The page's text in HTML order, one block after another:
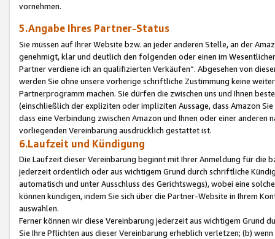
vornehmen.
5.Angabe Ihres Partner-Status
Sie müssen auf Ihrer Website bzw. an jeder anderen Stelle, an der
genehmigt, klar und deutlich den folgenden oder einen im
Partner verdiene ich an qualifizierten Verkäufen“. Abgesehen von
werden Sie ohne unsere vorherige schriftliche Zustimmung keine
Partnerprogramm machen. Sie dürfen die zwischen uns und Ihnen
(einschließlich der expliziten oder impliziten Aussage, dass Amazon
dass eine Verbindung zwischen Amazon und Ihnen oder einer
vorliegenden Vereinbarung ausdrücklich gestattet ist.
6.Laufzeit und Kündigung
Die Laufzeit dieser Vereinbarung beginnt mit Ihrer Anmeldung für die
jederzeit ordentlich oder aus wichtigem Grund durch schriftliche
automatisch und unter Ausschluss des Gerichtswegs), wobei eine
können kündigen, indem Sie sich über die Partner-Website in Ihrem
auswählen.
Ferner können wir diese Vereinbarung jederzeit aus wichtigem Grund
Sie Ihre Pflichten aus dieser Vereinbarung erheblich verletzen; (b)